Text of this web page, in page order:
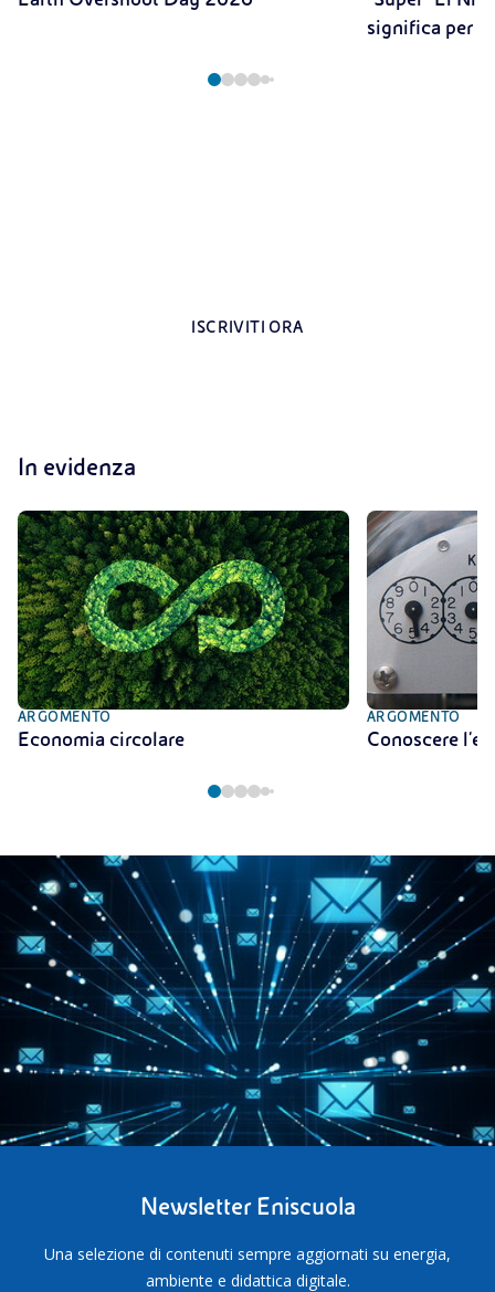
significa per il
ISCRIVITI ORA
In evidenza
ARGOMENTO
Economia circolare
ARGOMENTO
Conoscere
Newsletter Eniscuola
Una selezione di contenuti sempre aggiornati su energia,
ambiente e didattica digitale.